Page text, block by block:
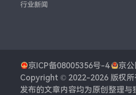
行业新闻
京ICP备08005356号-4
京
Copyright © 2022-2026 版权所
发布的文章内容均为原创整理与